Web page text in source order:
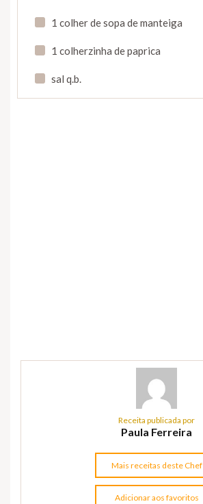
1 colher de sopa de manteiga
1 colherzinha de paprica
sal q.b.
Receita publicada por
Paula Ferreira
Mais receitas deste Chef
Adicionar aos favoritos